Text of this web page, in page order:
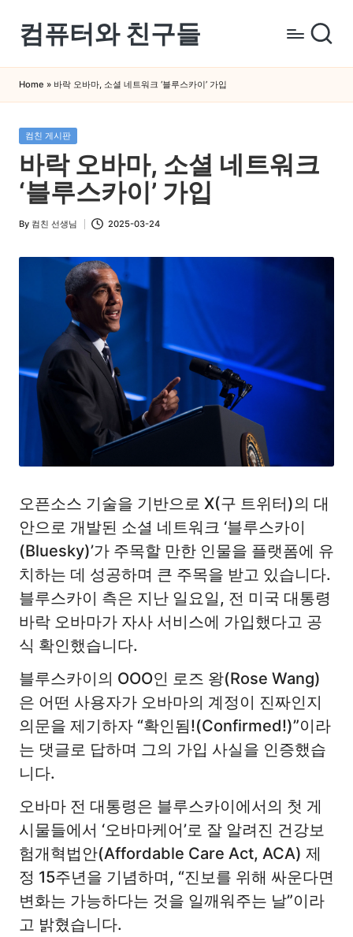
Skip
content
컴퓨터와 친구들
퓨
터
스
마
트
폰
을
게
Home » 바락 오바마, 소셜 네트워크 ‘블루스카이’ 가입
Posted
in
컴친 게시판
바락 오바마, 소셜 네트워크
‘블루스카이’ 가입
Posted
By 컴친 선생님 2025-03-24
오픈소스 기술을 기반으로 X(구 트위터)의 대
안으로 개발된 소셜 네트워크 ‘블루스카이
(Bluesky)’가 주목할 만한 인물을 플랫폼에 유
치하는 데 성공하며 큰 주목을 받고 있습니다.
블루스카이 측은 지난 일요일, 전 미국 대통령
바락 오바마가 자사 서비스에 가입했다고 공
식 확인했습니다.
블루스카이의 OOO인 로즈 왕(Rose Wang)
은 어떤 사용자가 오바마의 계정이 진짜인지
의문을 제기하자 “확인됨!(Confirmed!)”이라
는 댓글로 답하며 그의 가입 사실을 인증했습
니다.
오바마 전 대통령은 블루스카이에서의 첫 게
시물들에서 ‘오바마케어’로 잘 알려진 건강보
험개혁법안(Affordable Care Act, ACA) 제
정 15주년을 기념하며, “진보를 위해 싸운다면
변화는 가능하다는 것을 일깨워주는 날”이라
고 밝혔습니다.